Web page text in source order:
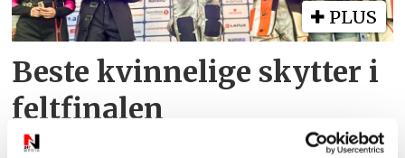
PLUS
Beste kvinnelige skytter i
feltfinalen